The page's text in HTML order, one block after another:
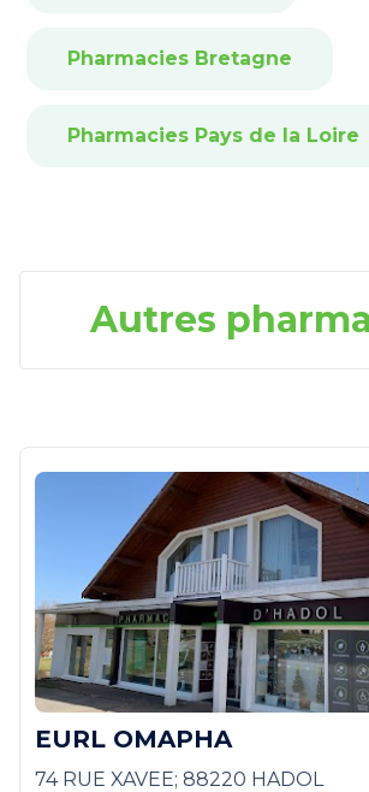
Pharmacies Bretagne
Pharmacies Pays de la Loire
Autres
EURL OMAPHA
74 RUE XAVEE; 88220 HADOL